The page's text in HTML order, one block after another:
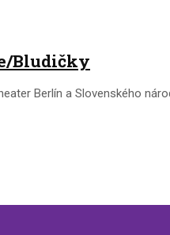
Bludičky
Berlín a Slovenského